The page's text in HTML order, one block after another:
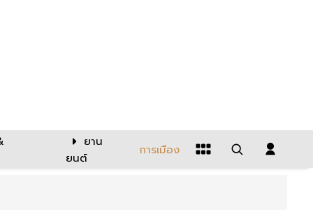
ยาน
ยนต์
การเมือง